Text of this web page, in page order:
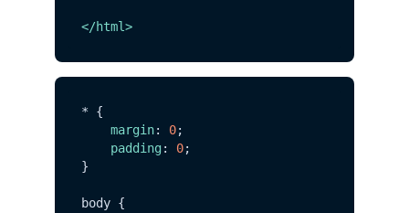
</html>
* {
margin: 0;
padding: 0;
}
body {